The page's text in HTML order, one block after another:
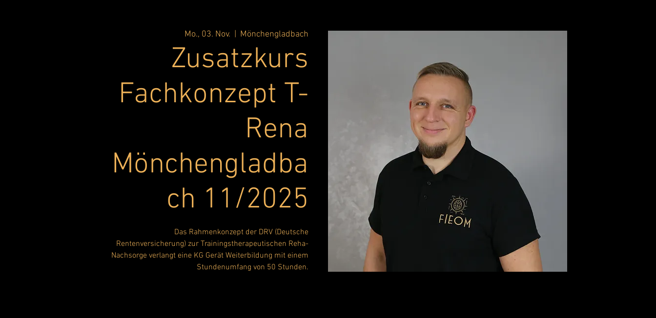
Mo., 03. Nov. Mönchengladbach
Zusatzkurs
Fachkonzept T-
Rena
Mönchengladba
ch 11/2025
Das Rahmenkonzept der DRV (Deutsche
Rentenversicherung) zur Trainingstherapeutischen Reha-
Nachsorge verlangt eine KG Gerät Weiterbildung mit einem
Stundenumfang von 50 Stunden.